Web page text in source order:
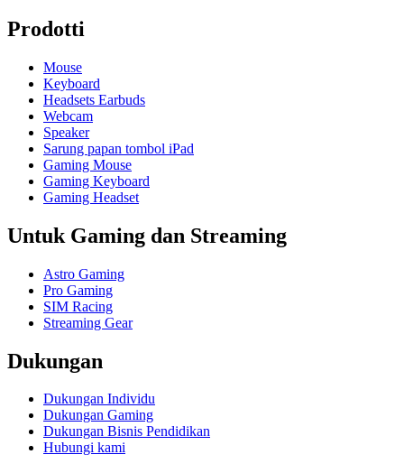
Prodotti
Mouse
Keyboard
Headsets Earbuds
Webcam
Speaker
Sarung papan tombol iPad
Gaming Mouse
Gaming Keyboard
Gaming Headset
Untuk Gaming dan Streaming
Astro Gaming
Pro Gaming
SIM Racing
Streaming Gear
Dukungan
Dukungan Individu
Dukungan Gaming
Dukungan Bisnis Pendidikan
Hubungi kami